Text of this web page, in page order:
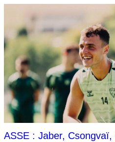
ASSE : Jaber,